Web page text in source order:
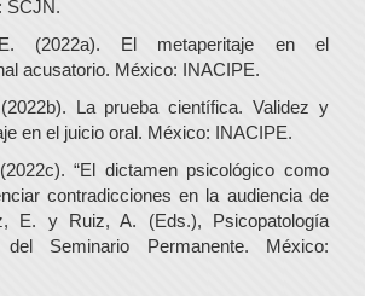
SCJN.
(2022a). El metaperitaje en el
acusatorio. México: INACIPE.
La prueba científica. Validez y
en el juicio oral. México: INACIPE.
“El dictamen psicológico como
contradicciones en la audiencia de
E. y Ruiz, A. (Eds.), Psicopatología
Seminario Permanente. México: